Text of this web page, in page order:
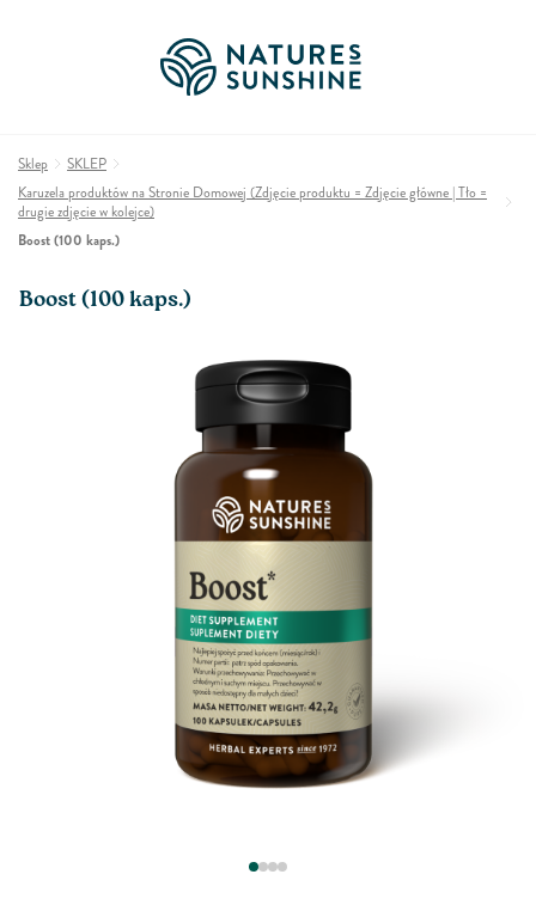
Sklep
SKLEP
Karuzela produktów na Stronie Domowej (Zdjęcie produktu = Zdjęcie główne | Tło =
drugie zdjęcie w kolejce)
Boost (100 kaps.)
Boost (100 kaps.)